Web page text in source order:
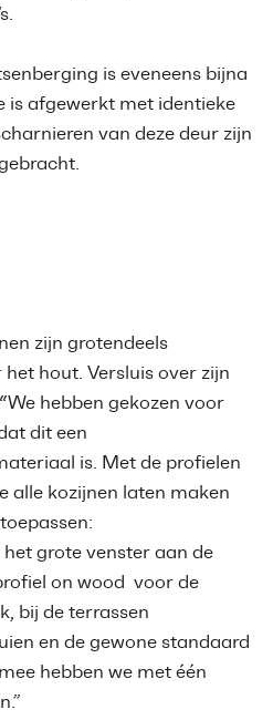
is eveneens bijna
is afgewerkt met identieke
van deze deur zijn
zijn grotendeels
hout. Versluis over zijn
hebben gekozen voor
dit een
is. Met de profielen
alle kozijnen laten maken
grote venster aan de
on wood voor de
bij de terrassen
en de gewone standaard
hebben we met één